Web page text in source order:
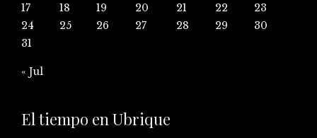
17
18 19 20 21 22
23
24
25 26 27 28 29
30
31
« Jul
El tiempo en Ubrique